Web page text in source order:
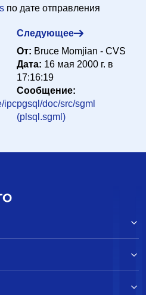
по дате отправления
ipc
Следующее
От: Bruce Momjian - CVS
Дата: 16 мая 2000 г. в
17:16:19
Сообщение:
pgsql/doc/src/sgml
(plsql.sgml)